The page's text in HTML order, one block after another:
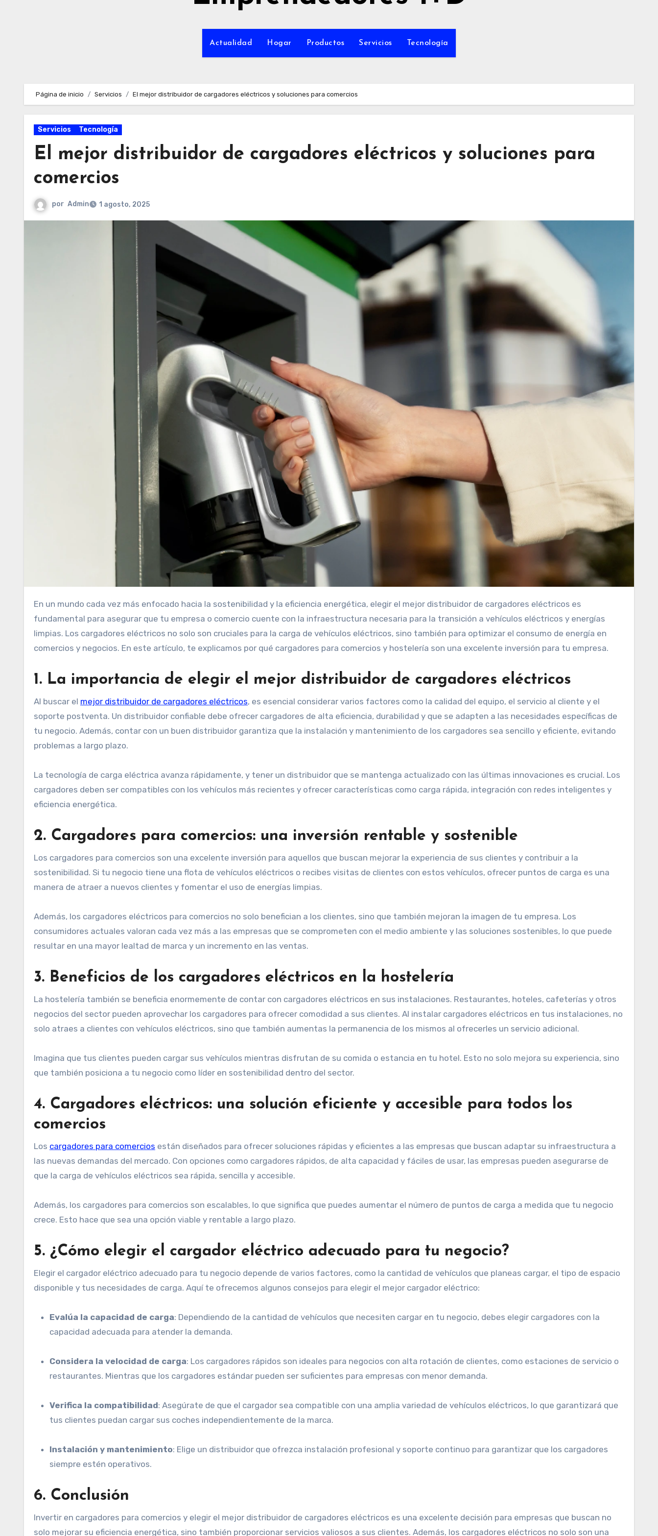
Actualidad Hogar Productos Servicios Tecnología
Página de inicio Servicios El mejor distribuidor de cargadores eléctricos y soluciones para comercios
Servicios Tecnología
El mejor distribuidor de cargadores eléctricos y soluciones para
comercios
por Admin 1 agosto, 2025
En un mundo cada vez más enfocado hacia la sostenibilidad y la eficiencia energética, elegir el mejor distribuidor de cargadores eléctricos es
fundamental para asegurar que tu empresa o comercio cuente con la infraestructura necesaria para la transición a vehículos eléctricos y energías
limpias. Los cargadores eléctricos no solo son cruciales para la carga de vehículos eléctricos, sino también para optimizar el consumo de energía en
comercios y negocios. En este artículo, te explicamos por qué cargadores para comercios y hostelería son una excelente inversión para tu empresa.
1. La importancia de elegir el mejor distribuidor de cargadores eléctricos
Al buscar el mejor distribuidor de cargadores eléctricos, es esencial considerar varios factores como la calidad del equipo, el servicio al cliente y el
soporte postventa. Un distribuidor confiable debe ofrecer cargadores de alta eficiencia, durabilidad y que se adapten a las necesidades específicas de
tu negocio. Además, contar con un buen distribuidor garantiza que la instalación y mantenimiento de los cargadores sea sencillo y eficiente, evitando
problemas a largo plazo.
La tecnología de carga eléctrica avanza rápidamente, y tener un distribuidor que se mantenga actualizado con las últimas innovaciones es crucial. Los
cargadores deben ser compatibles con los vehículos más recientes y ofrecer características como carga rápida, integración con redes inteligentes y
eficiencia energética.
2. Cargadores para comercios: una inversión rentable y sostenible
Los cargadores para comercios son una excelente inversión para aquellos que buscan mejorar la experiencia de sus clientes y contribuir a la
sostenibilidad. Si tu negocio tiene una flota de vehículos eléctricos o recibes visitas de clientes con estos vehículos, ofrecer puntos de carga es una
manera de atraer a nuevos clientes y fomentar el uso de energías limpias.
Además, los cargadores eléctricos para comercios no solo benefician a los clientes, sino que también mejoran la imagen de tu empresa. Los
consumidores actuales valoran cada vez más a las empresas que se comprometen con el medio ambiente y las soluciones sostenibles, lo que puede
resultar en una mayor lealtad de marca y un incremento en las ventas.
3. Beneficios de los cargadores eléctricos en la hostelería
La hostelería también se beneficia enormemente de contar con cargadores eléctricos en sus instalaciones. Restaurantes, hoteles, cafeterías y otros
negocios del sector pueden aprovechar los cargadores para ofrecer comodidad a sus clientes. Al instalar cargadores eléctricos en tus instalaciones, no
solo atraes a clientes con vehículos eléctricos, sino que también aumentas la permanencia de los mismos al ofrecerles un servicio adicional.
Imagina que tus clientes pueden cargar sus vehículos mientras disfrutan de su comida o estancia en tu hotel. Esto no solo mejora su experiencia, sino
que también posiciona a tu negocio como líder en sostenibilidad dentro del sector.
4. Cargadores eléctricos: una solución eficiente y accesible para todos los
comercios
Los cargadores para comercios están diseñados para ofrecer soluciones rápidas y eficientes a las empresas que buscan adaptar su infraestructura a
las nuevas demandas del mercado. Con opciones como cargadores rápidos, de alta capacidad y fáciles de usar, las empresas pueden asegurarse de
que la carga de vehículos eléctricos sea rápida, sencilla y accesible.
Además, los cargadores para comercios son escalables, lo que significa que puedes aumentar el número de puntos de carga a medida que tu negocio
crece. Esto hace que sea una opción viable y rentable a largo plazo.
5. ¿Cómo elegir el cargador eléctrico adecuado para tu negocio?
Elegir el cargador eléctrico adecuado para tu negocio depende de varios factores, como la cantidad de vehículos que planeas cargar, el tipo de espacio
disponible y tus necesidades de carga. Aquí te ofrecemos algunos consejos para elegir el mejor cargador eléctrico:
Evalúa la capacidad de carga: Dependiendo de la cantidad de vehículos que necesiten cargar en tu negocio, debes elegir cargadores con la
capacidad adecuada para atender la demanda.
Considera la velocidad de carga: Los cargadores rápidos son ideales para negocios con alta rotación de clientes, como estaciones de servicio o
restaurantes. Mientras que los cargadores estándar pueden ser suficientes para empresas con menor demanda.
Verifica la compatibilidad: Asegúrate de que el cargador sea compatible con una amplia variedad de vehículos eléctricos, lo que garantizará que
tus clientes puedan cargar sus coches independientemente de la marca.
Instalación y mantenimiento: Elige un distribuidor que ofrezca instalación profesional y soporte continuo para garantizar que los cargadores
siempre estén operativos.
6. Conclusión
Invertir en cargadores para comercios y elegir el mejor distribuidor de cargadores eléctricos es una excelente decisión para empresas que buscan no
solo mejorar su eficiencia energética, sino también proporcionar servicios valiosos a sus clientes. Además, los cargadores eléctricos no solo son una